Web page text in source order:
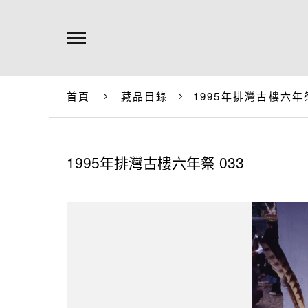
首頁 藏品目錄 1995年排灣古樓六
1995年排灣古樓六年祭 033